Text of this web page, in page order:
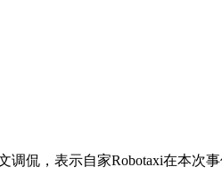
侃，表示自家Robotaxi在本次